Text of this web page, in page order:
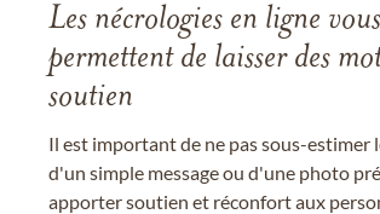
Les nécrologies en ligne vous
permettent de laisser des
soutien
Il est important de ne pas sous-estimer
d'un simple message ou d'une photo
apporter soutien et réconfort aux